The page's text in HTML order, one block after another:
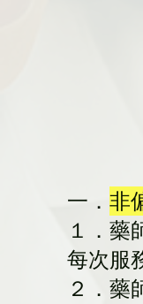
一． 非
１．藥
每次服
２．藥